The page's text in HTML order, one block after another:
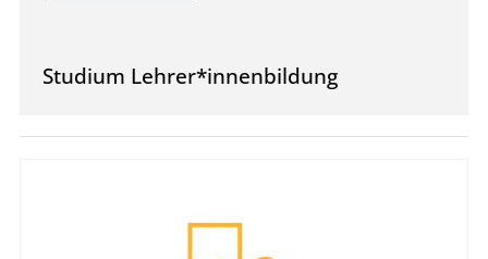
Studium ­Lehrer*innenbildung